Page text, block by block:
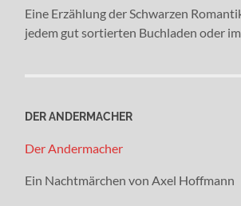
Eine Erzählung der Schwarzen
jedem gut sortierten Buchladen oder
DER ANDERMACHER
Der Andermacher
Ein Nachtmärchen von Axel Hoffmann